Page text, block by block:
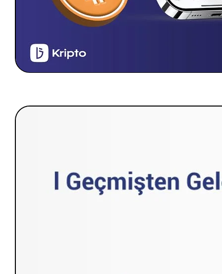
Web Software
Mobile App Software